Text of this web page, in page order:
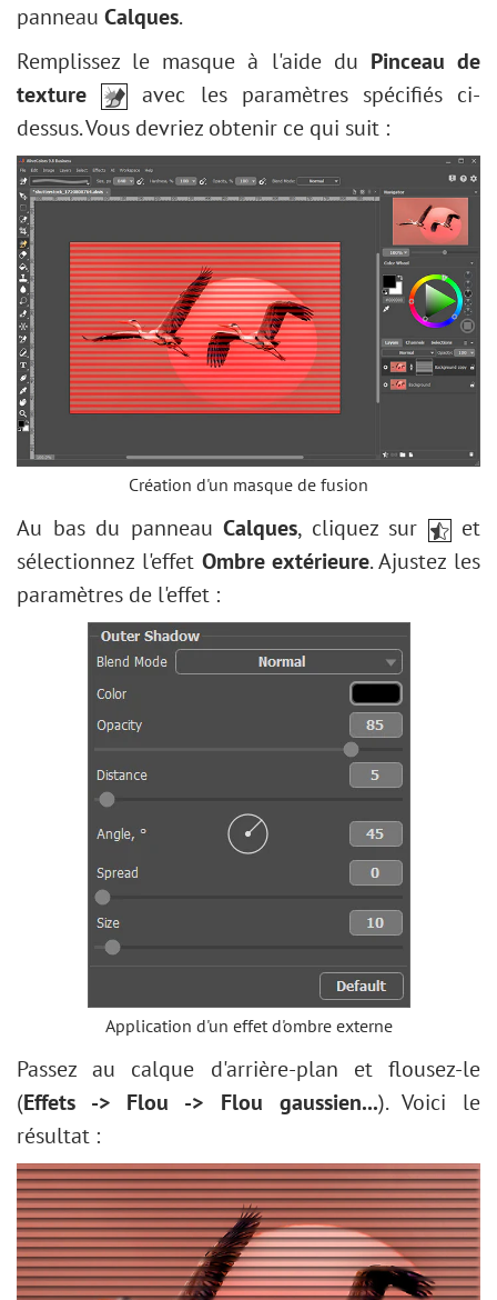
panneau Calques.
Remplissez le masque à l'aide du Pinceau de
texture
avec les paramètres spécifiés ci-
dessus. Vous devriez obtenir ce qui suit :
Création d'un masque de fusion
Au bas du panneau Calques, cliquez sur
et
sélectionnez l'effet Ombre extérieure. Ajustez les
paramètres de l'effet :
Application d'un effet d'ombre externe
Passez au calque d'arrière-plan et flousez-le
(Effets -> Flou -> Flou gaussien...). Voici le
résultat :